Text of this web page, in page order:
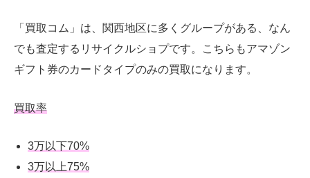
「買取コム」は、関西地区に多くグループがある、なん
でも査定するリサイクルショプです。こちらもアマゾン
ギフト券のカードタイプのみの買取になります。
買取率
3万以下70%
3万以上75%